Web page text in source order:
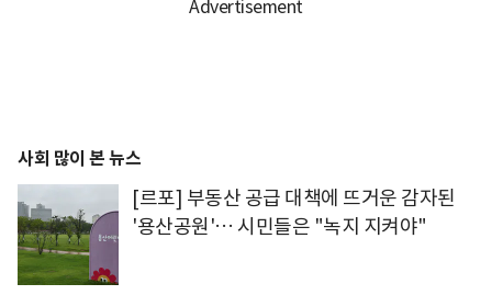
사회 많이 본 뉴스
[르포] 부동산 공급 대책에 뜨거운 감자된
'용산공원'… 시민들은 "녹지 지켜야"